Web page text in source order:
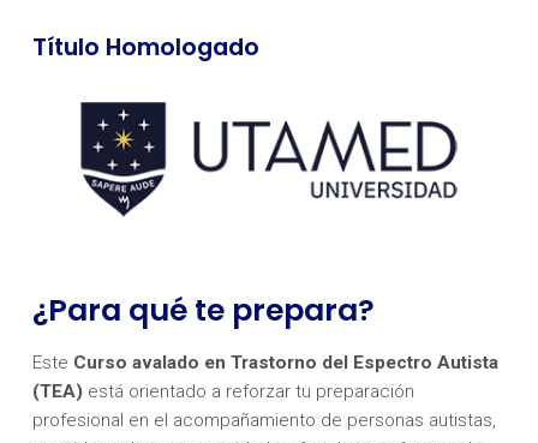
Título Homologado
¿Para qué te prepara?
Este Curso avalado en Trastorno del Espectro Autista
(TEA)está orientado a reforzar tu preparación
profesional en el acompañamiento de personas autistas,